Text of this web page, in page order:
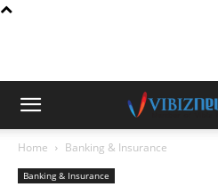
Home Banking & Insurance
Banking & Insurance